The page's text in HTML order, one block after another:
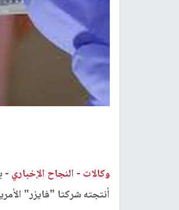
وكالات - النجاح الإخباري -
أنتجته شركتا "فايزر"